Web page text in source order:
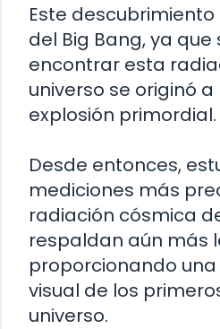
Este
del Big Bang, ya
encontrar esta
universo se originó
explosión primordial.
Desde entonces,
mediciones más
radiación cósmica
respaldan aún más
proporcionando
visual de los
universo.